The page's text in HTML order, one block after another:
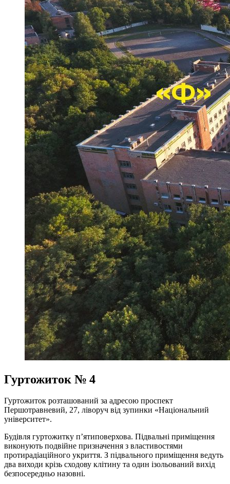
Гуртожиток № 4
Гуртожиток розташований за адресою проспект
Першотравневий, 27, ліворуч від зупинки «Національний
університет».
Будівля гуртожитку п’ятиповерхова. Підвальні приміщення
виконують подвійне призначення з властивостями
протирадіаційного укриття. З підвального приміщення ведуть
два виходи крізь сходову клітину та один ізольований вихід
безпосередньо назовні.